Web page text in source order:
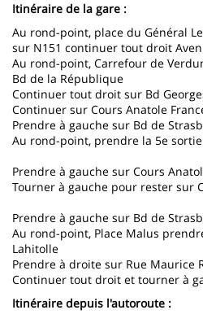
Itinéraire de la gare :
Au rond-point, place du Général
sur N151 continuer tout droit
Au rond-point, Carrefour de
Bd de la République
Continuer tout droit sur Bd
Continuer sur Cours Anatole
Prendre à gauche sur Bd de
Au rond-point, prendre la 5e
Prendre à gauche sur Cours
Tourner à gauche pour rester sur
Prendre à gauche sur Bd de
Au rond-point, Place Malus
Lahitolle
Prendre à droite sur Rue Maurice
Continuer tout droit et tourner à
Itinéraire depuis l'autoroute :